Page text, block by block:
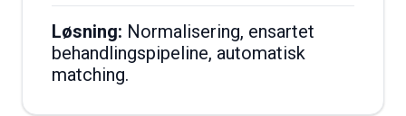
Løsning: Normalisering, ensartet
behandlingspipeline, automatisk
matching.